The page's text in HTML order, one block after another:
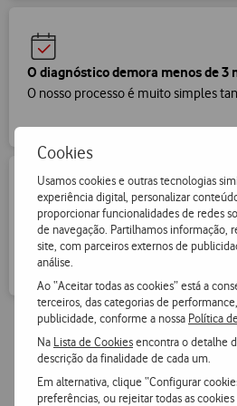
Cookies
Usamos cookies e outras tecnologias
experiência digital, personalizar
proporcionar funcionalidades de redes
de navegação. Partilhamos informação,
site, com parceiros externos de
análise.
Ao “Aceitar todas as cookies” está a
terceiros, das categorias de
publicidade, conforme a nossa Política
Na Lista de Cookiesencontra o detalhe
descrição da finalidade de cada um.
Em alternativa, clique “Configurar
preferências, ou rejeitar todas as
O diagnóstico demora menos de 3
O nosso processo é muito simples
Processo amigo do ambiente
O teu telemóvel antigo vai ser
evita desperdícios.
Em